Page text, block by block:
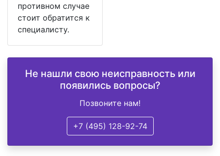
противном случае
стоит обратится к
специалисту.
Не нашли свою неисправность или
появились вопросы?
Позвоните нам!
+7 (495) 128-92-74